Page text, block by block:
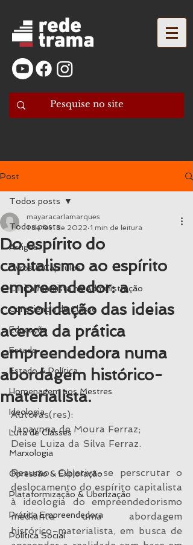
Post
Todos posts
Artigos
Livros & Capítulos
Crítica Marxista na Administração
Consciência de Classe
Educação
Estado
Estado & Política
Homenagem aos Mestres
Ideologia
Luta de Classes
Marxologia
Opressão & Exploração
Plataformização & Uberização
Prática Empreendedora
Política Social
Todos posts
Do espírito do
capitalismo ao espírito
empreendedor: a
consolidação das ideias
acerca da prática
empreendedora numa
abordagem histórico-
materialista.
mayaracarlamarques
1 de fev. de 2022 1 min de leitura
Autoras(res):
Janaynna de Moura Ferraz;
Deise Luiza da Silva Ferraz.
Resumo: Objetiva-se perscrutar o
deslocamento do espírito capitalista
à ideologia do empreendedorismo
mediante uma abordagem
histórico-materialista, em busca de